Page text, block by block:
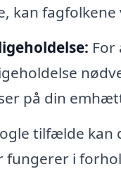
fagfolkene
For
på din
tilfælde kan
fungerer i